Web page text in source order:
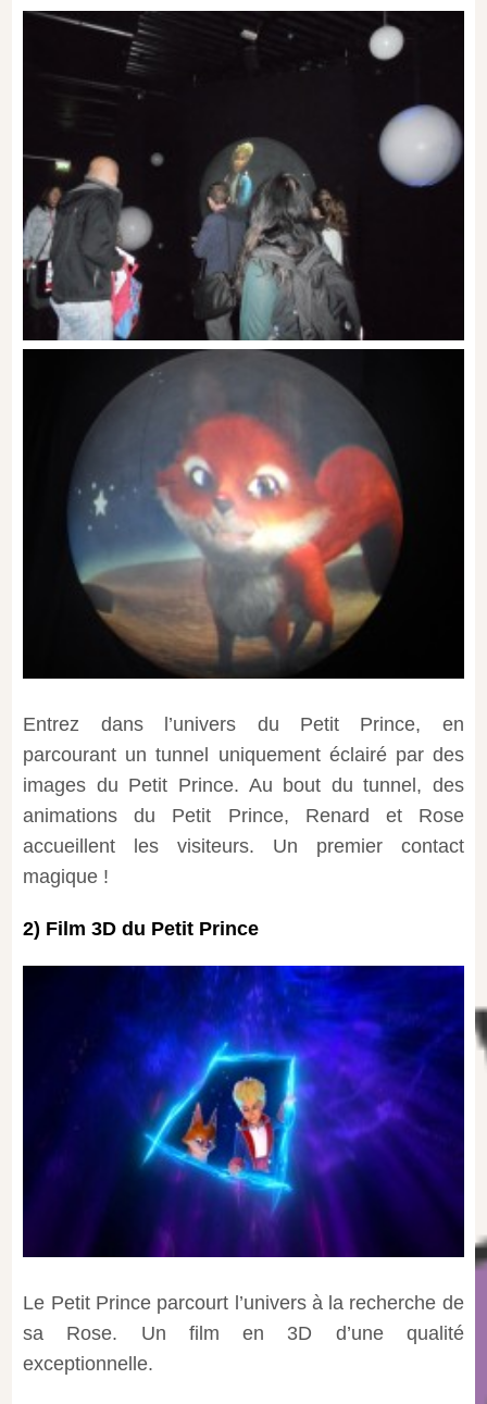
Entrez dans l’univers du Petit Prince, en
parcourant un tunnel uniquement éclairé par des
images du Petit Prince. Au bout du tunnel, des
animations du Petit Prince, Renard et Rose
accueillent les visiteurs. Un premier contact
magique !
2) Film 3D du Petit Prince
Le Petit Prince parcourt l’univers à la recherche de
sa Rose. Un film en 3D d’une qualité
exceptionnelle.